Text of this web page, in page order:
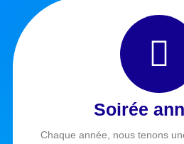
Soirée
Chaque année, nous tenons